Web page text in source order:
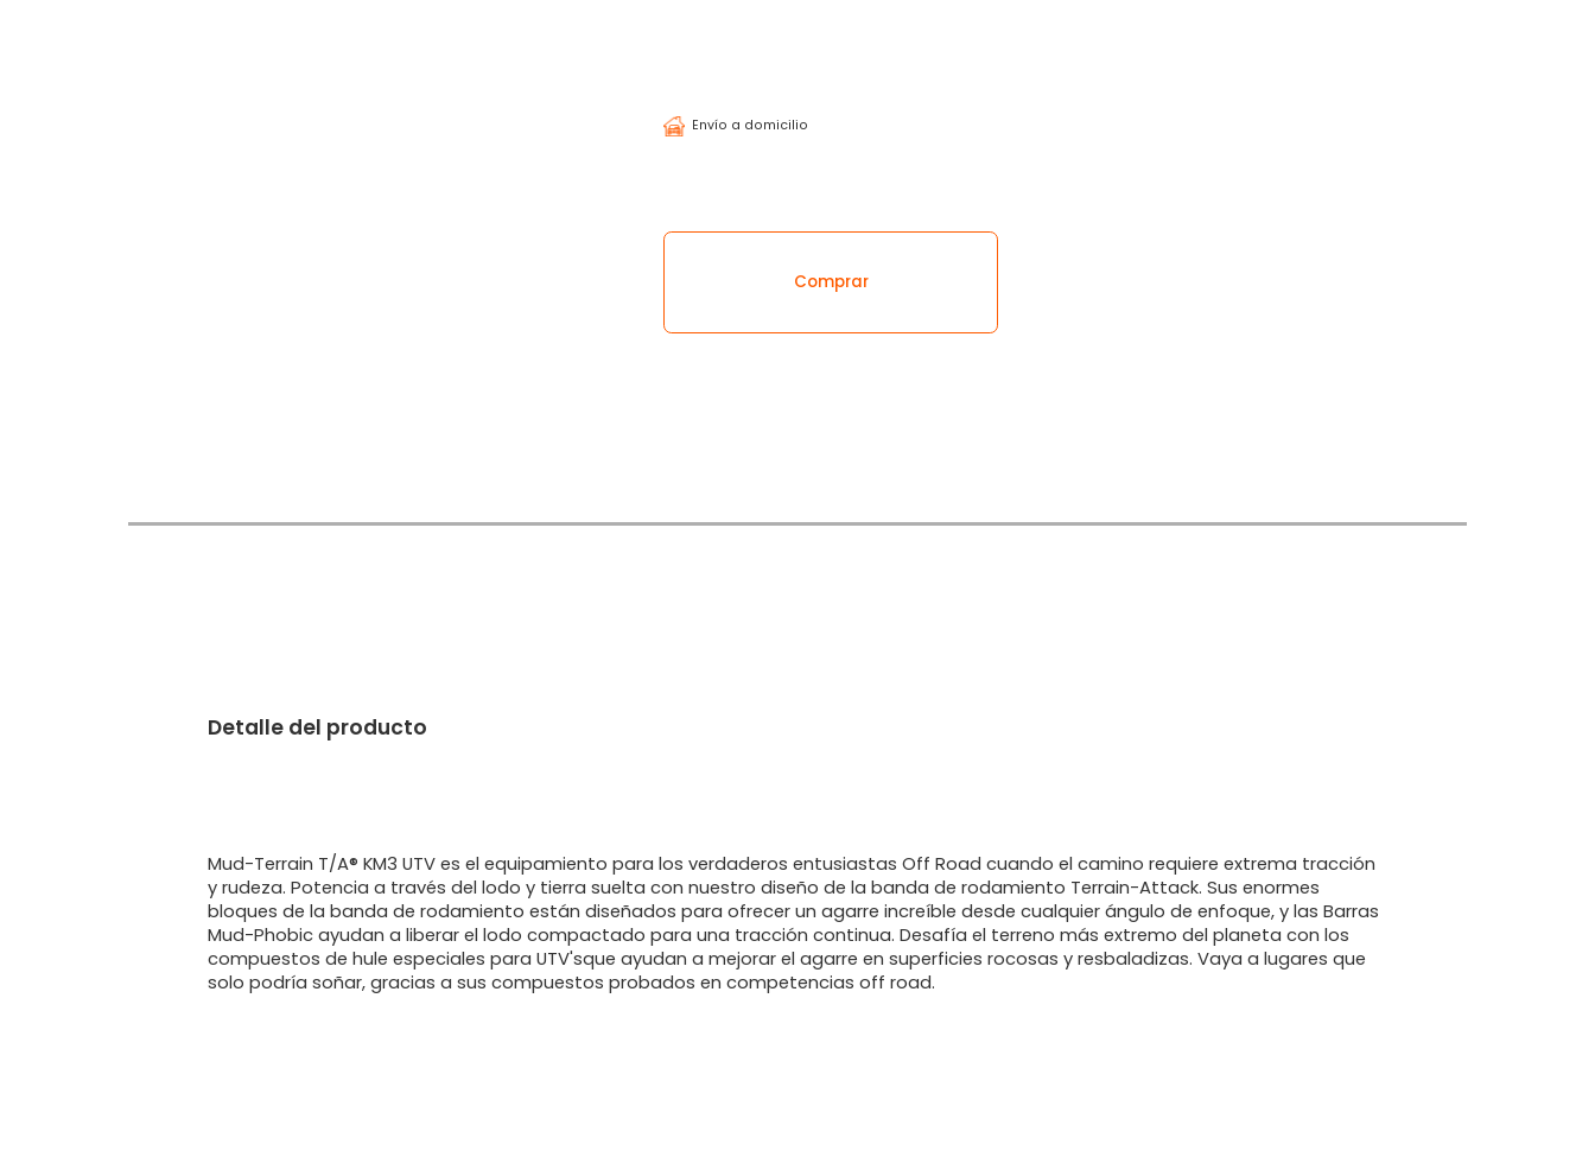
Envío a domicilio
Detalle del producto
Mud-Terrain T/A® KM3 UTV es el equipamiento para los verdaderos entusiastas Off Road cuando el camino requiere extrema tracción
y rudeza. Potencia a través del lodo y tierra suelta con nuestro diseño de la banda de rodamiento Terrain-Attack. Sus enormes
bloques de la banda de rodamiento están diseñados para ofrecer un agarre increíble desde cualquier ángulo de enfoque, y las Barras
Mud-Phobic ayudan a liberar el lodo compactado para una tracción continua. Desafía el terreno más extremo del planeta con los
compuestos de hule especiales para UTV'sque ayudan a mejorar el agarre en superficies rocosas y resbaladizas. Vaya a lugares que
solo podría soñar, gracias a sus compuestos probados en competencias off road.
¿Olvidaste tu contraseña?
Temperatura